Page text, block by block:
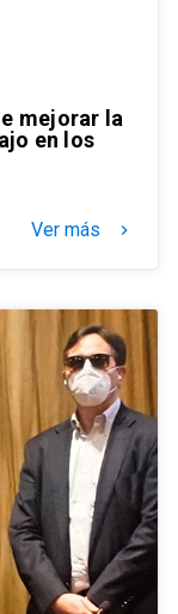
mejorar la
en los
Ver más keyboard_arrow_right